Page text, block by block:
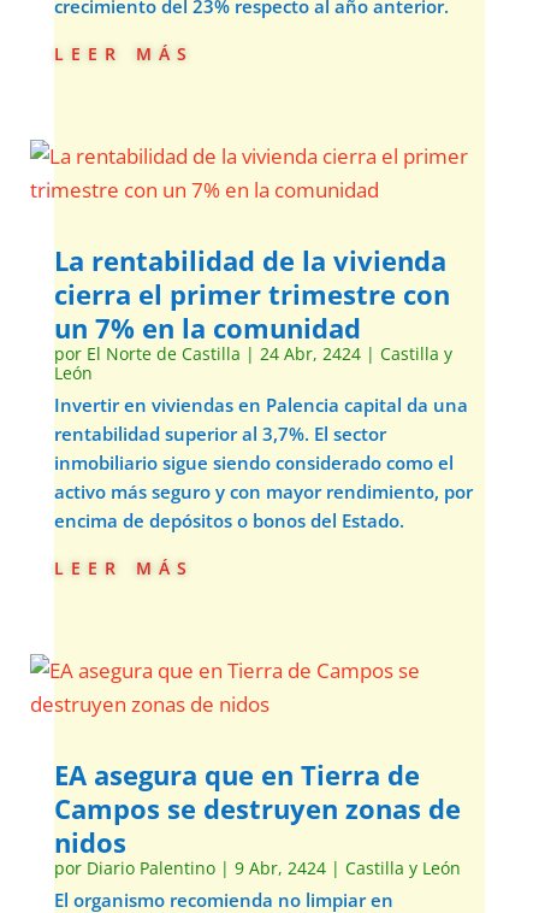
crecimiento del 23% respecto al año anterior.
leer más
La rentabilidad de la vivienda
cierra el primer trimestre con
un 7% en la comunidad
por El Norte de Castilla | 24 Abr, 2424| Castilla y
León
Invertir en viviendas en Palencia capital da una
rentabilidad superior al 3,7%. El sector
inmobiliario sigue siendo considerado como el
activo más seguro y con mayor rendimiento, por
encima de depósitos o bonos del Estado.
leer más
EA asegura que en Tierra de
Campos se destruyen zonas de
nidos
por Diario Palentino| 9 Abr, 2424| Castilla y León
El organismo recomienda no limpiar en